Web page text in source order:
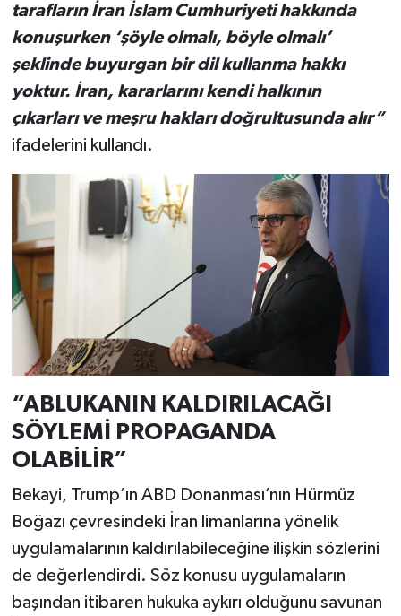
tarafların İran İslam Cumhuriyeti hakkında
konuşurken ‘şöyle olmalı, böyle olmalı’
şeklinde buyurgan bir dil kullanma hakkı
yoktur. İran, kararlarını kendi halkının
çıkarları ve meşru hakları doğrultusunda alır”
ifadelerini kullandı.
“ABLUKANIN KALDIRILACAĞI
SÖYLEMİ PROPAGANDA
OLABİLİR”
Bekayi, Trump’ın ABD Donanması’nın Hürmüz
Boğazı çevresindeki İran limanlarına yönelik
uygulamalarının kaldırılabileceğine ilişkin sözlerini
de değerlendirdi. Söz konusu uygulamaların
başından itibaren hukuka aykırı olduğunu savunan